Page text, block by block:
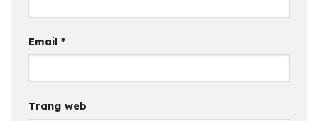
Email *
Trang web